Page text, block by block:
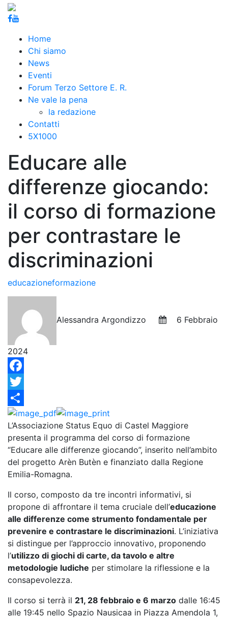
Home
Chi siamo
News
Eventi
Forum Terzo Settore E. R.
Ne vale la pena
la redazione
Contatti
5X1000
Educare alle
differenze giocando:
il corso di formazione
per contrastare le
discriminazioni
educazioneformazione
Alessandra Argondizzo 6 Febbraio
2024
Facebook
Twitter
Condividi
L’Associazione Status Equo di Castel Maggiore
presenta il programma del corso di formazione
“Educare alle differenze giocando”, inserito nell’ambito
del progetto Arèn Butèn e finanziato dalla Regione
Emilia-Romagna.
Il corso, composto da tre incontri informativi, si
propone di affrontare il tema cruciale dell’educazione
alle differenze come strumento fondamentale per
prevenire e contrastare le discriminazioni. L’iniziativa
si distingue per l’approccio innovativo, proponendo
l’utilizzo di giochi di carte, da tavolo e altre
metodologie ludiche per stimolare la riflessione e la
consapevolezza.
Il corso si terrà il 21, 28 febbraio e 6 marzo dalle 16:45
alle 19:45 nello Spazio Nausicaa in Piazza Amendola 1,